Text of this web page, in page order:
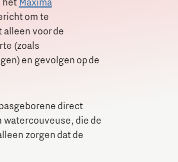
het Máxima
om te
alleen voor de
(zoals
en gevolgen op de
direct
watercouveuse, die de
zorgen dat de